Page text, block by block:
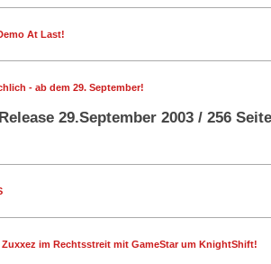
At Last!
- ab dem 29. September!
29.September 2003 / 256
im Rechtsstreit mit GameStar um KnightShift!